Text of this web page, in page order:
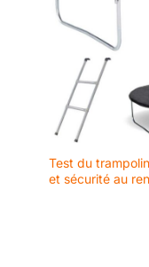
Test du
et sécurité au